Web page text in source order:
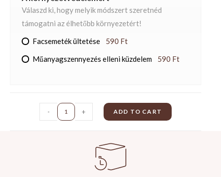
Válaszd ki, hogy melyik módszert szeretnéd
támogatni az élhetőbb környezetért!
Facsemeték ültetése 590 Ft
Műanyagszennyezés elleni küzdelem 590 Ft
- + ADD TO CART